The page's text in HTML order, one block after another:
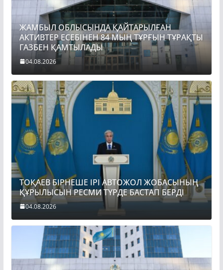
ЖАМБЫЛ ОБЛЫСЫНДА ҚАЙТАРЫЛҒАН
АКТИВТЕР ЕСЕБІНЕН 84 МЫҢ ТҰРҒЫН ТҰРАҚТЫ
ГАЗБЕН ҚАМТЫЛАДЫ
04.08.2026
ТОҚАЕВ БІРНЕШЕ ІРІ АВТОЖОЛ ЖОБАСЫНЫҢ
ҚҰРЫЛЫСЫН РЕСМИ ТҮРДЕ БАСТАП БЕРДІ
04.08.2026